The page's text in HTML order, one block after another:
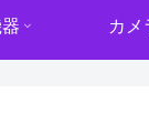
カメ